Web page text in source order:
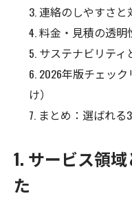
連絡のしやすさと
料金・見積の透明
サステナビリティ
2026年版チェッ
け）
まとめ：選ばれる
1. サービス領
た